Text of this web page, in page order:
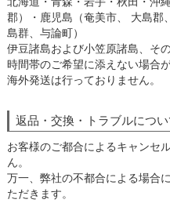
郡）・鹿児島（奄美市、 大島郡
島群、与論町）
伊豆諸島および小笠原諸島、そ
時間帯のご希望に添えない場合
海外発送は行っておりません。
返品・交換・トラブルについ
お客様のご都合によるキャンセ
ん。
万一、弊社の不都合による場合
ただきます。